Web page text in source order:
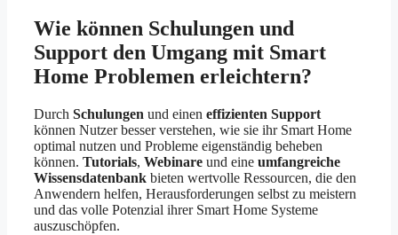
Wie können Schulungen und
Support den Umgang mit Smart
Home Problemen erleichtern?
Durch Schulungen und einen effizienten Support
können Nutzer besser verstehen, wie sie ihr Smart Home
optimal nutzen und Probleme eigenständig beheben
können. Tutorials, Webinare und eine umfangreiche
Wissensdatenbank bieten wertvolle Ressourcen, die den
Anwendern helfen, Herausforderungen selbst zu meistern
und das volle Potenzial ihrer Smart Home Systeme
auszuschöpfen.